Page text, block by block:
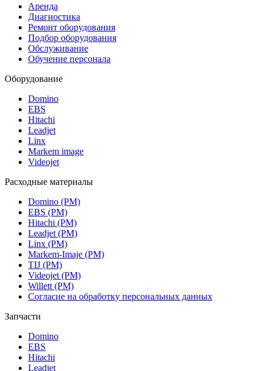
Аренда
Диагностика
Ремонт оборудования
Подбор оборудования
Обслуживание
Обучение персонала
Оборудование
Domino
EBS
Hitachi
Leadjet
Linx
Markem image
Videojet
Расходные материалы
Domino (РМ)
EBS (РМ)
Hitachi (РМ)
Leadjet (РМ)
Linx (РМ)
Markem-Imaje (РМ)
TIJ (РМ)
Videojet (РМ)
Willett (РМ)
Согласие на обработку персональных данных
Запчасти
Domino
EBS
Hitachi
Leadjet